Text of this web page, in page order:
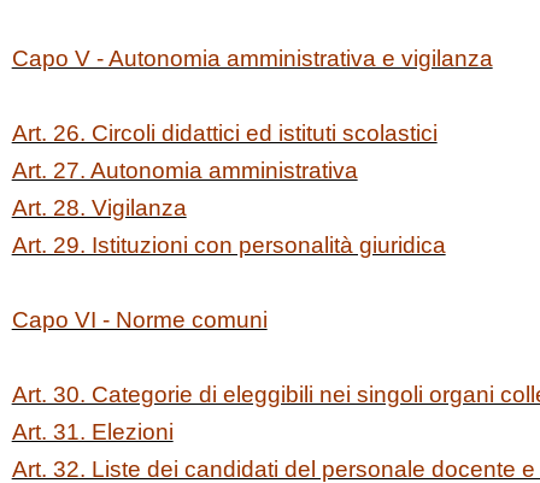
Capo V - Autonomia amministrativa e vigilanza
Art. 26. Circoli didattici ed istituti scolastici
Art. 27. Autonomia amministrativa
Art. 28. Vigilanza
Art. 29. Istituzioni con personalità giuridica
Capo VI - Norme comuni
Art. 30. Categorie di eleggibili nei singoli organi
Art. 31. Elezioni
Art. 32. Liste dei candidati del personale docente